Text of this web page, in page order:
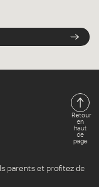
Retour
en
haut
de
page
parents et profitez de